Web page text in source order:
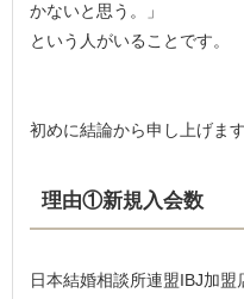
かないと思う。」
という人がいることです。
初めに結論から申し上げま
理由①新規入会数
日本結婚相談所連盟IBJ加